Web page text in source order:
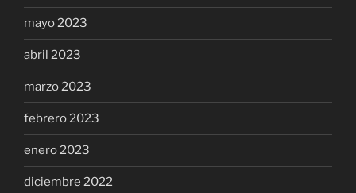
mayo 2023
abril 2023
marzo 2023
febrero 2023
enero 2023
diciembre 2022